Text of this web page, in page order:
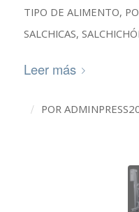
TIPO DE ALIMENTO,
SALCHICAS,
Leer más
/ POR